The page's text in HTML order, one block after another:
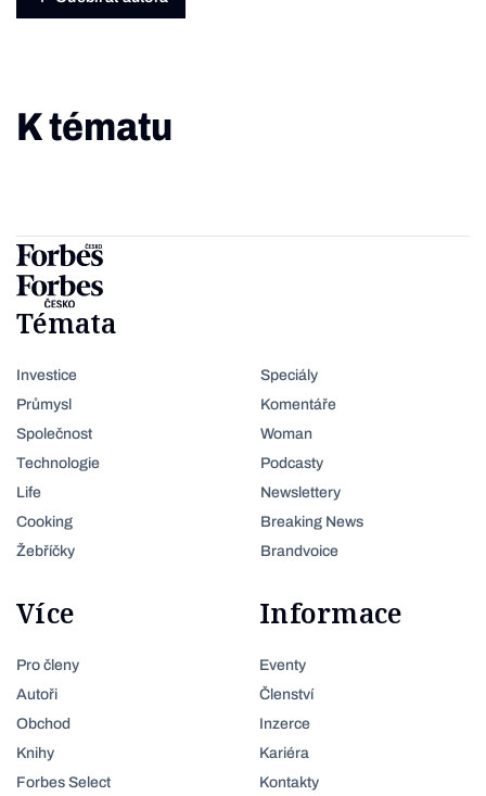
K tématu
Témata
Investice
Průmysl
Společnost
Technologie
Life
Cooking
Žebříčky
Speciály
Komentáře
Woman
Podcasty
Newslettery
Breaking News
Brandvoice
Více
Pro členy
Autoři
Obchod
Knihy
Forbes Select
Informace
Eventy
Členství
Inzerce
Kariéra
Kontakty